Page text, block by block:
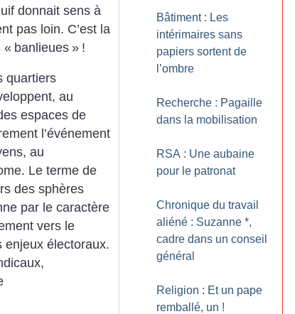
donnait sens à
pas loin. C’est la
« banlieues » !
quartiers
au
espaces de
l’événement
au
Le terme de
des sphères
par le caractère
vers le
enjeux électoraux.
Bâtiment : Les
intérimaires sans
papiers sortent de
l’ombre
Recherche : Pagaille
dans la mobilisation
RSA : Une aubaine
pour le patronat
Chronique du travail
aliéné : Suzanne *,
cadre dans un conseil
général
Religion : Et un pape
remballé, un !